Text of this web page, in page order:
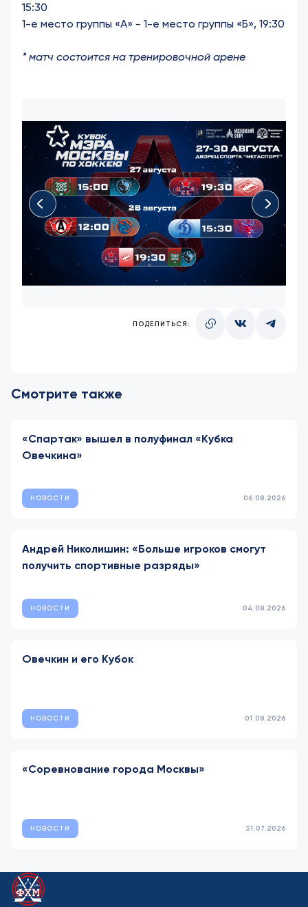
15:30
1-е место группы «А» - 1-е место группы «Б», 19:30
* матч состоится на тренировочной арене
ПОДЕЛИТЬСЯ:
Смотрите также
«Спартак» вышел в полуфинал «Кубка
Овечкина»
НОВОСТИ 06.08.2026
Андрей Николишин: «Больше игроков смогут
получить спортивные разряды»
НОВОСТИ 04.08.2026
Овечкин и его Кубок
НОВОСТИ 01.08.2026
«Соревнование города Москвы»
НОВОСТИ 31.07.2026